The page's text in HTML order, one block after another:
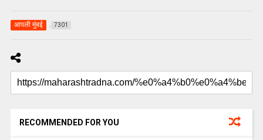
आपली मुंबई 7301
RECOMMENDED FOR YOU